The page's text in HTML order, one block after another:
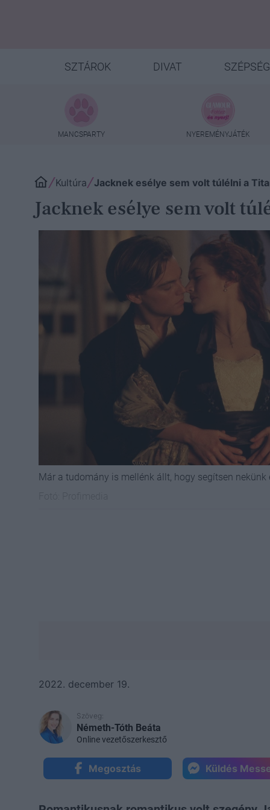
SZTÁROK DIVAT SZÉPSÉG
MANCSPARTY NYEREMÉNYJÁTÉK
Kultúra Jacknek esélye sem volt túlélni a
Jacknek esélye sem volt
Már a tudomány is mellénk állt, hogy segítsen
2022. december 19.
Szöveg:
Németh-Tóth Beáta
Online vezetőszerkesztő
Megosztás Küldés